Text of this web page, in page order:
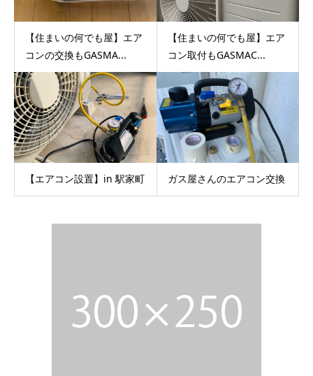
【住まいの何でも屋】エア
コンの交換もGASMA...
【住まいの何でも屋】エア
コン取付もGASMAC...
【エアコン設置】in 駅家町 ガス屋さんのエアコン交換